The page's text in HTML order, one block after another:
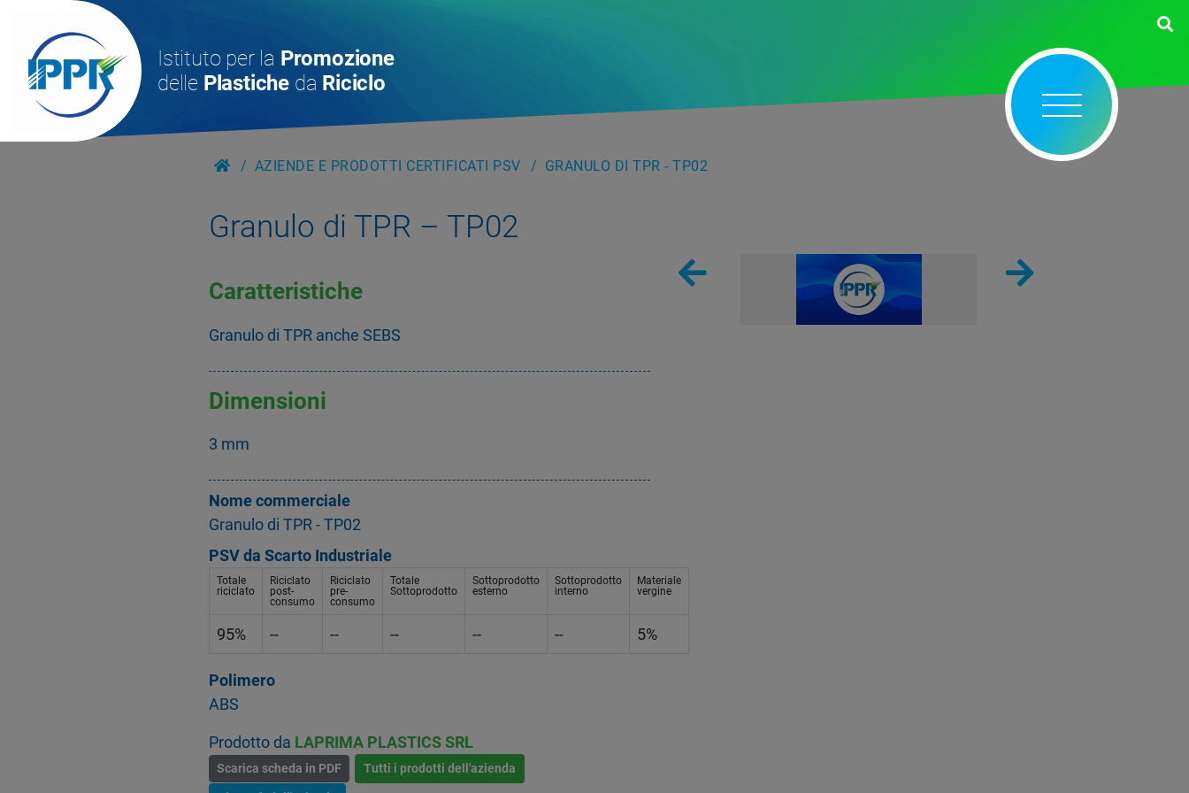
Istituto per la Promozione
delle Plastiche da Riciclo
AZIENDE E PRODOTTI CERTIFICATI PSV GRANULO DI TPR - TP02
Granulo di TPR – TP02
Caratteristiche
Granulo di TPR anche SEBS
Dimensioni
3 mm
Nome commerciale
Granulo di TPR - TP02
PSV da Scarto Industriale
Totale
riciclato
Riciclato
post-
consumo
Riciclato
pre-
consumo
Totale
Sottoprodotto
Sottoprodotto
esterno
Sottoprodotto
interno
Materiale
vergine
95% -- -- -- -- -- 5%
Polimero
ABS
Prodotto da LAPRIMA PLASTICS SRL
Scarica scheda in PDF Tutti i prodotti dell'azienda